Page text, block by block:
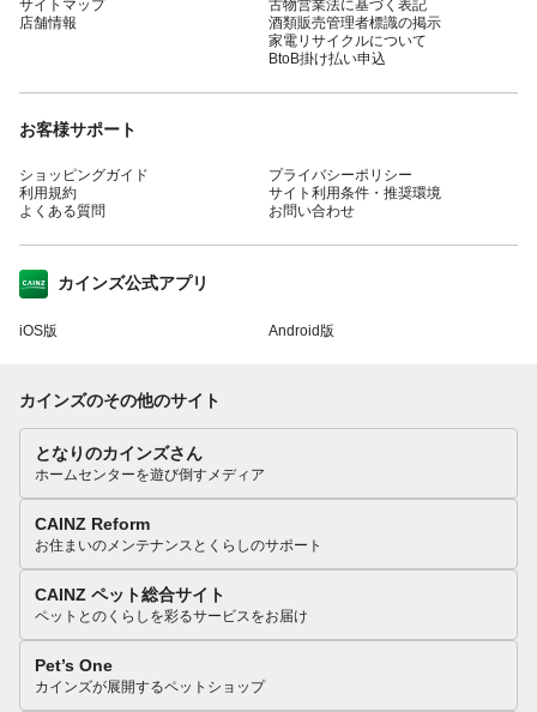
サイトマップ
店舗情報
古物営業法に基づく表記
酒類販売管理者標識の掲示
家電リサイクルについて
BtoB掛け払い申込
お客様サポート
ショッピングガイド
利用規約
よくある質問
プライバシーポリシー
サイト利用条件・推奨環境
お問い合わせ
カインズ公式アプリ
iOS版 Android版
カインズのその他のサイト
となりのカインズさん
ホームセンターを遊び倒すメディア
CAINZ Reform
お住まいのメンテナンスとくらしのサポート
CAINZ ペット総合サイト
ペットとのくらしを彩るサービスをお届け
Pet’s One
カインズが展開するペットショップ